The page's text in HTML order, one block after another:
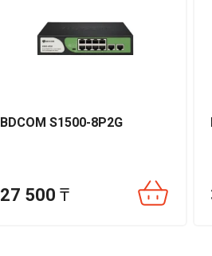
BDCOM S1500-8P2G
27 500 ₸